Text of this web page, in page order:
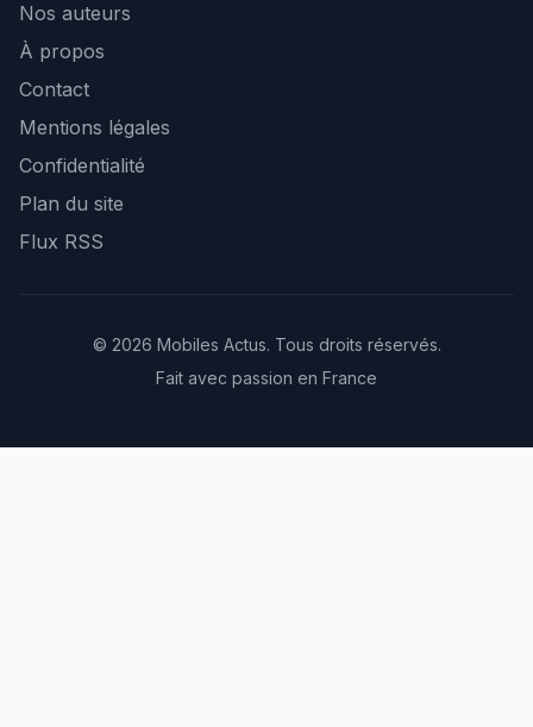
Nos auteurs
À propos
Contact
Mentions légales
Confidentialité
Plan du site
Flux RSS
© 2026 Mobiles Actus. Tous droits réservés.
Fait avec passion en France